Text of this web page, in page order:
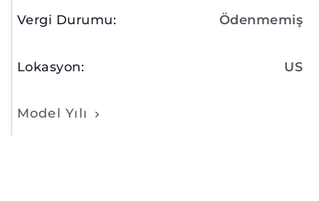
Vergi Durumu: Ödenmemiş
Lokasyon: US
Model Yılı